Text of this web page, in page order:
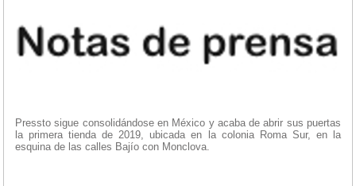
Pressto sigue consolidándose en México y acaba de abrir sus puertas
la primera tienda de 2019, ubicada en la colonia Roma Sur, en la
esquina de las calles Bajío con Monclova.